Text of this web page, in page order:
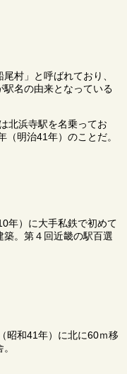
村」と呼ばれており、
名の由来となっている
北浜寺駅を名乗ってお
明治41年）のことだ。
年）に大手私鉄で初めて
。第４回近畿の駅百選
昭和41年）に北に60ｍ移